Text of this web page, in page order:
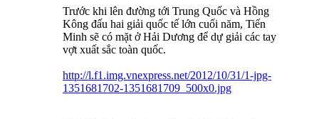
Trước khi lên đường tới Trung Quốc và Hồng
Kông đấu hai giải quốc tế lớn cuối năm, Tiến
Minh sẽ có mặt ở Hải Dương để dự giải các tay
vợt xuất sắc toàn quốc.
http://l.f1.img.vnexpress.net/2012/10/31/1-jpg-
1351681702-1351681709_500x0.jpg